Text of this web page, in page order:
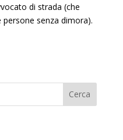
di strada (che
senza dimora).